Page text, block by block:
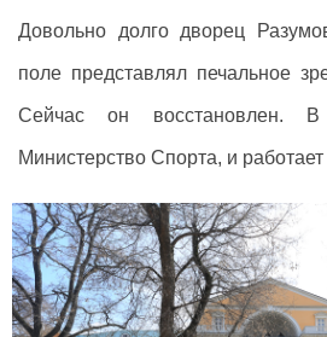
Довольно долго дворец
поле представлял печальное
Сейчас он восстановлен. В
Министерство Спорта, и